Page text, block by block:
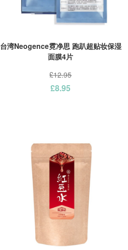
台湾Neogence霓净思 跑趴超贴妆保湿
面膜4片
£12.95
£8.95